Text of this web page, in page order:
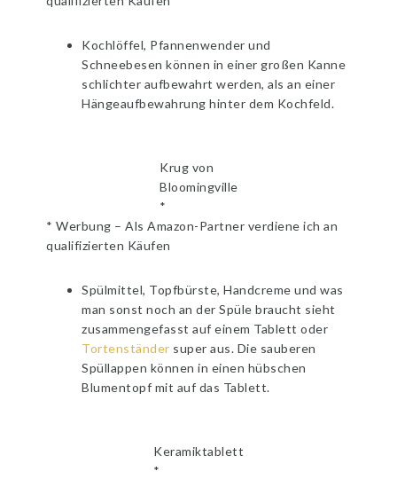
Kochlöffel, Pfannenwender und
Schneebesen können in einer großen Kanne
schlichter aufbewahrt werden, als an einer
Hängeaufbewahrung hinter dem Kochfeld.
Krug von
Bloomingville
*
* Werbung – Als Amazon-Partner verdiene ich an
qualifizierten Käufen
Spülmittel, Topfbürste, Handcreme und was
man sonst noch an der Spüle braucht sieht
zusammengefasst auf einem Tablett oder
Tortenständer super aus. Die sauberen
Spüllappen können in einen hübschen
Blumentopf mit auf das Tablett.
Keramiktablett
*